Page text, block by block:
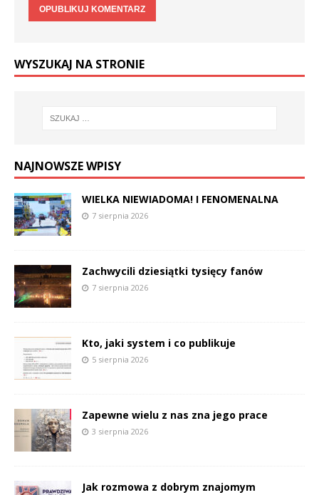
WYSZUKAJ NA STRONIE
NAJNOWSZE WPISY
WIELKA NIEWIADOMA! I FENOMENALNA
7 sierpnia 2026
Zachwycili dziesiątki tysięcy fanów
7 sierpnia 2026
Kto, jaki system i co publikuje
5 sierpnia 2026
Zapewne wielu z nas zna jego prace
3 sierpnia 2026
Jak rozmowa z dobrym znajomym